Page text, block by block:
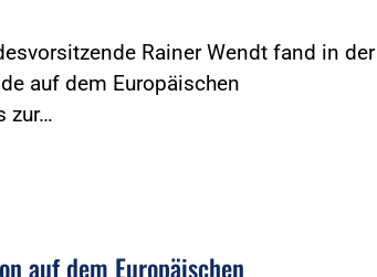
Rainer Wendt fand in der
auf dem Europäischen
zur…
auf dem Europäischen